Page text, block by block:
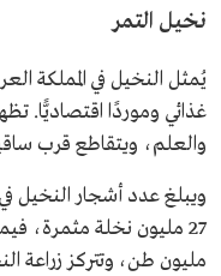
نخيل التمر
يُمثل النخيل في المملكة
غذائي وموردًا اقتصاديًّا.
والعلم، ويتقاطع قرب
مليون طن، وتتركز زراعة